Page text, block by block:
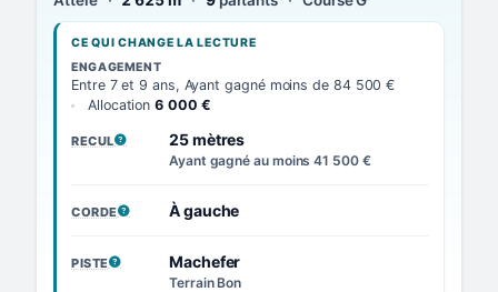
CE QUI CHANGE LA LECTURE
ENGAGEMENT
Entre 7 et 9 ans, Ayant gagné moins de 84 500 €
Allocation6 000 €
RECUL
, VOIR LA DÉFINITION25 mètres
Ayant gagné au moins 41 500 €
CORDE
, VOIR LA DÉFINITION
À gauche
PISTE
, VOIR LA DÉFINITIONMachefer
Terrain Bon